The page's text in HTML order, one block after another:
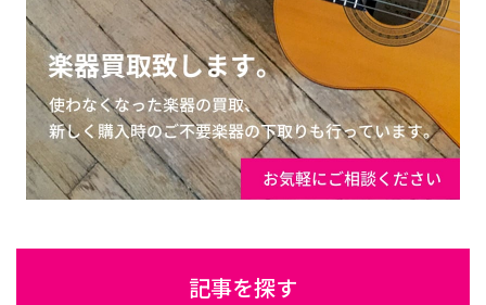
記事を探す